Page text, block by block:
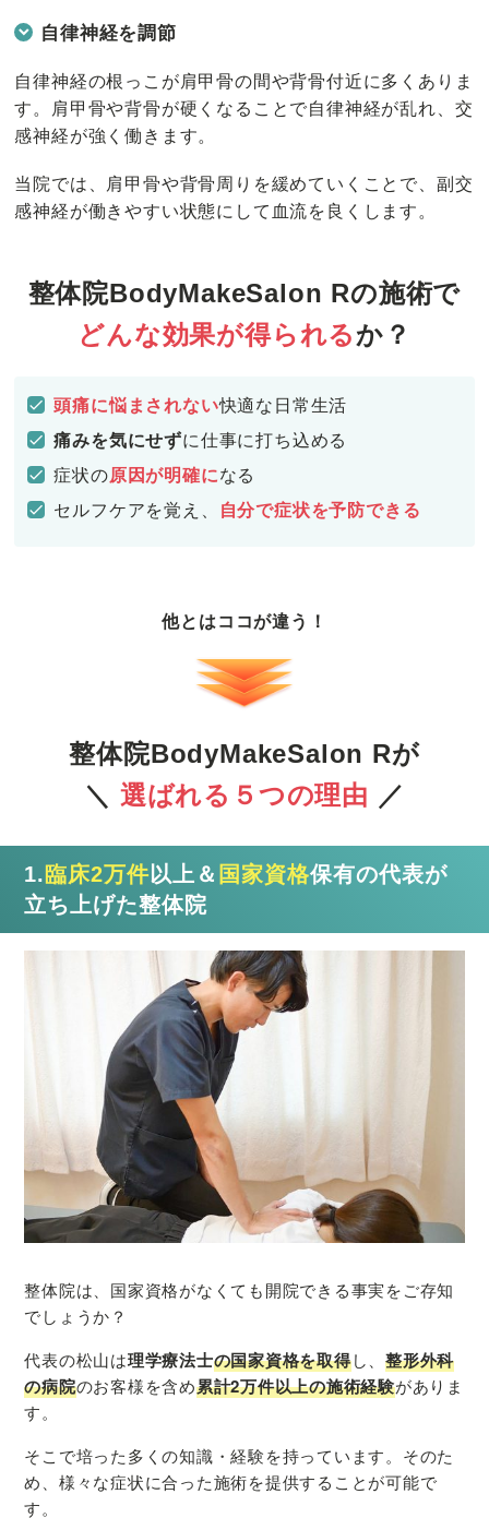
自律神経を調節
自律神経の根っこが肩甲骨の間や背骨付近に多くありま
す。肩甲骨や背骨が硬くなることで自律神経が乱れ、交
感神経が強く働きます。
当院では、肩甲骨や背骨周りを緩めていくことで、副交
感神経が働きやすい状態にして血流を良くします。
整体院BodyMakeSalon Rの施術で
どんな効果が得られるか？
頭痛に悩まされない快適な日常生活
痛みを気にせずに仕事に打ち込める
症状の原因が明確になる
セルフケアを覚え、
自分で症状を予防できる
他とはココが違う！
整体院BodyMakeSalon Rが
＼ 選ばれる５つの理由 ／
1.臨床2万件 以上＆ 国家資格保有の代表が
立ち上げた整体院
整体院は、国家資格がなくても開院できる事実をご存知
でしょうか？
代表の松山は理学療法士の国家資格を取得し、整形外科
の病院のお客様を含め累計2万件以上の施術経験がありま
す。
そこで培った多くの知識・経験を持っています。そのた
め、様々な症状に合った施術を提供することが可能で
す。